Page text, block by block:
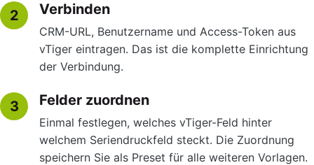
2 Verbinden
CRM-URL, Benutzername und Access-Token aus
vTiger eintragen. Das ist die komplette Einrichtung
der Verbindung.
3 Felder zuordnen
Einmal festlegen, welches vTiger-Feld hinter
welchem Seriendruckfeld steckt. Die Zuordnung
speichern Sie als Preset für alle weiteren Vorlagen.